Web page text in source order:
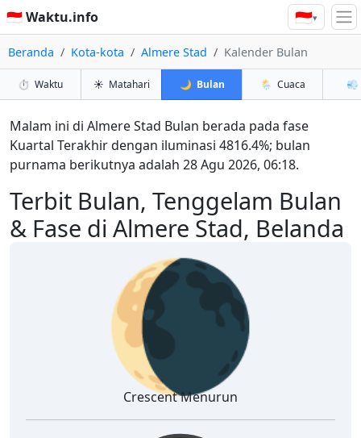
🇮🇩 Waktu.info 🇮🇩▾
Beranda Kota-kota Almere Stad Kalender Bulan
⏱️ Waktu ☀️ Matahari 🌙 Bulan 🌦️ Cuaca 💨
Terbit Bulan, Tenggelam Bulan
& Fase di Almere Stad, Belanda
Malam ini di Almere Stad Bulan berada pada fase
Kuartal Terakhir dengan iluminasi 4816.4%; bulan
purnama berikutnya adalah 28 Agu 2026, 06:18.
🌘
Crescent Menurun